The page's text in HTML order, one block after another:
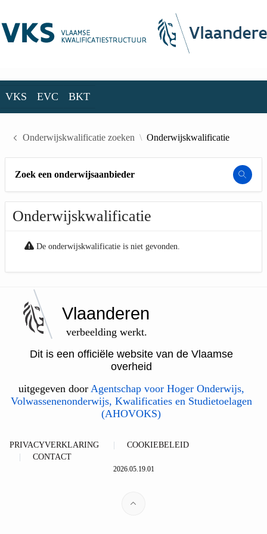
VKS EVC BKT
Onderwijskwalificatie zoeken Onderwijskwalificatie
Zoek een onderwijsaanbieder
Onderwijskwalificatie
De onderwijskwalificatie is niet gevonden.
Vlaanderen
verbeelding werkt.
Dit is een officiële website van de Vlaamse
overheid
uitgegeven door Agentschap voor Hoger Onderwijs,
Volwassenenonderwijs, Kwalificaties en Studietoelagen
(AHOVOKS)
PRIVACYVERKLARING
COOKIEBELEID
CONTACT
2026.05.19.01